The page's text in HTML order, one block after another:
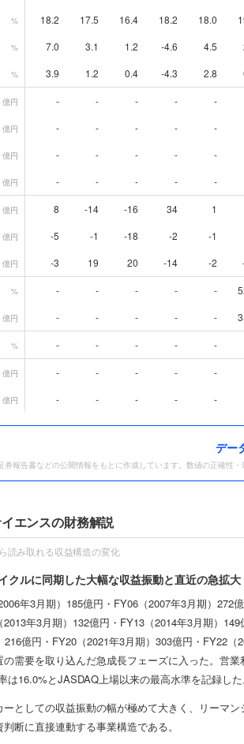
% 18.2 17.5 16.4 18.2 18.0
% 7.0 3.1 1.2 -4.6 4.5
% 3.9 1.2 0.4 -4.3 2.8
億円 - - - - -
億円 - - - - -
億円 - - - - -
億円 - - - - -
億円 8 -14 -16 34 1
億円 -5 -1 -18 -2 -1
億円 -3 19 20 -14 -2
% - - - - -
億円 - - - - -
% - - - - -
億円 - - - - -
億円 - - - - -
デー
券報告書などの公開情報をもとに作成しています。数値の正確性
エンスの財務解説
読み取れる収益構造の変化
クルに同期した大幅な収益振動と直近の急拡大
年3月期）185億円・FY06（2007年3月期）
年3月期）132億円・FY13（2014年3月期）
216億円・FY20（2021年3月期）303億円・FY22
需要を取り込んだ急成長フェーズに入った。営
は16.0%とJASDAQ上場以来の最高水準を記録した
としての収益振動の幅が極めて大きく、リーマ
断に直接連動する事業構造である。